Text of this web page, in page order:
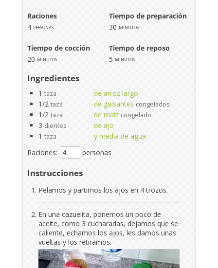
Raciones
Tiempo de preparación
4 personas 30 minutos
Tiempo de cocción
Tiempo de reposo
20 minutos 5 minutos
Ingredientes
1 taza
de arroz largo
1/2 taza de guisantes congelados
1/2 taza de maíz congelado
3 dientes
de ajo
1 taza
y media de agua
Raciones:
personas
Instrucciones
Pelamos y partimos los ajos en 4 trozos.
En una cazuelita, ponemos un poco de
aceite, como 3 cucharadas, dejamos que se
caliente, echamos los ajos, les damos unas
vueltas y los retiramos.